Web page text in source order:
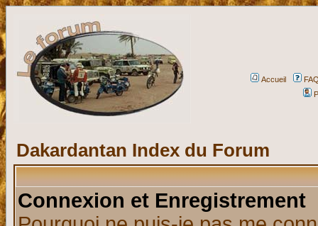
Accueil
Dakardantan Index du Forum
Connexion et Enregistrement